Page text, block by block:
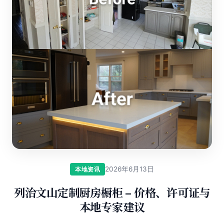
本地资讯 2026年6月13日
列治文山定制厨房橱柜 – 价格、许可证与
本地专家建议